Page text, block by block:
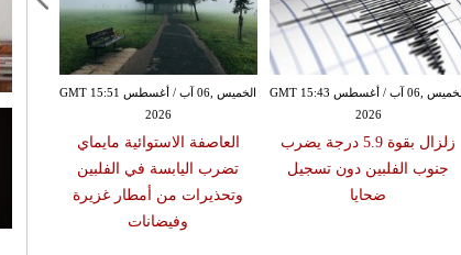
الخميس ,06 آب / أغسطس GMT 15:51
2026
العاصفة الاستوائية مايماي
تضرب اليابسة في الفلبين
وتحذيرات من أمطار غزيرة
وفيضانات
الخميس ,06 آب / أغسطس GMT 15:43
2026
زلزال بقوة 5.9 درجة يضرب
جنوب الفلبين دون تسجيل
ضحايا